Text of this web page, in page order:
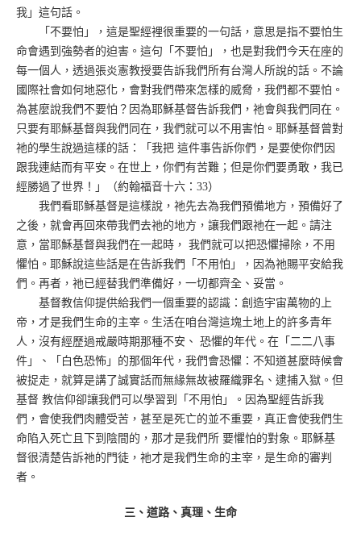
我」這句話。
「不要怕」，這是聖經裡很重要的一句話，意思是指不要怕生
命會遇到強勢者的迫害。這句「不要怕」，也是對我們今天在座的
每一個人，透過張炎憲教授要告訴我們所有台灣人所說的話。不論
國際社會如何地惡化，會對我們帶來怎樣的威脅，我們都不要怕。
為甚麼說我們不要怕？因為耶穌基督告訴我們，祂會與我們同在。
只要有耶穌基督與我們同在，我們就可以不用害怕。耶穌基督曾對
祂的學生說過這樣的話：「我把 這件事告訴你們，是要使你們因
跟我連結而有平安。在世上，你們有苦難；但是你們要勇敢，我已
經勝過了世界！」（約翰福音十六：33）
我們看耶穌基督是這樣說，祂先去為我們預備地方，預備好了
之後，就會再回來帶我們去祂的地方，讓我們跟祂在一起。請注
意，當耶穌基督與我們在一起時， 我們就可以把恐懼掃除，不用
懼怕。耶穌說這些話是在告訴我們「不用怕」，因為祂賜平安給我
們。再者，祂已經替我們準備好，一切都齊全、妥當。
基督教信仰提供給我們一個重要的認識：創造宇宙萬物的上
帝，才是我們生命的主宰。生活在咱台灣這塊土地上的許多青年
人，沒有經歷過戒嚴時期那種不安、 恐懼的年代。在「二二八事
件」、「白色恐怖」的那個年代，我們會恐懼：不知道甚麼時候會
被捉走，就算是講了誠實話而無緣無故被羅織罪名、逮捕入獄。但
基督 教信仰卻讓我們可以學習到「不用怕」。因為聖經告訴我
們，會使我們肉體受苦，甚至是死亡的並不重要，真正會使我們生
命陷入死亡且下到陰間的，那才是我們所 要懼怕的對象。耶穌基
督很清楚告訴祂的門徒，祂才是我們生命的主宰，是生命的審判
者。
三、道路、真理、生命